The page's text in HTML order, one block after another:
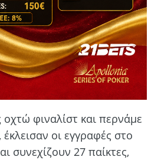
οχτώ φιναλίστ και περνάμε
οι εγγραφές στο
συνεχίζουν 27 παίκτες,